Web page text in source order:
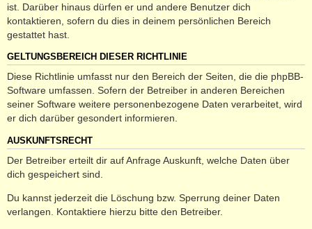
ist. Darüber hinaus dürfen er und andere Benutzer dich
kontaktieren, sofern du dies in deinem persönlichen Bereich
gestattet hast.
GELTUNGSBEREICH DIESER RICHTLINIE
Diese Richtlinie umfasst nur den Bereich der Seiten, die die phpBB-
Software umfassen. Sofern der Betreiber in anderen Bereichen
seiner Software weitere personenbezogene Daten verarbeitet, wird
er dich darüber gesondert informieren.
AUSKUNFTSRECHT
Der Betreiber erteilt dir auf Anfrage Auskunft, welche Daten über
dich gespeichert sind.
Du kannst jederzeit die Löschung bzw. Sperrung deiner Daten
verlangen. Kontaktiere hierzu bitte den Betreiber.